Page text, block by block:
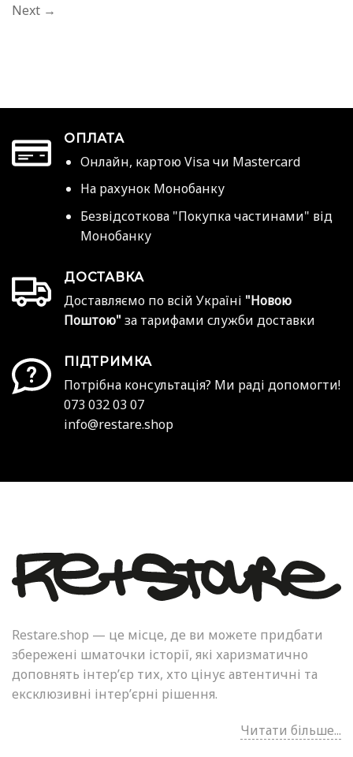
Next →
ОПЛАТА
Онлайн, картою Visa чи Mastercard
На рахунок Монобанку
Безвідсоткова "Покупка частинами" від
Монобанку
ДОСТАВКА
Доставляємо по всій Україні "Новою
Поштою" за тарифами служби доставки
ПІДТРИМКА
Потрібна консультація? Ми раді допомогти!
073 032 03 07
info@restare.shop
Restare.shop — це місце, де ви можете придбати
збережені шматочки історії, які харизматично
доповнять інтер’єр тих, хто цінує автентичні та
ексклюзивні інтер’єрні рішення.
Читати більше...